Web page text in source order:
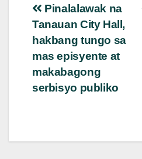
Post
navigation
Pinalalawak na
Tanauan City Hall,
hakbang tungo sa
mas episyente at
makabagong
serbisyo publiko